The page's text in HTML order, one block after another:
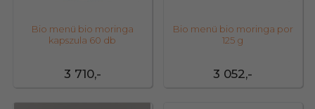
3 710,-
Bio menü bio moringa
kapszula 60 db
3 052,-
Bio menü bio moringa por
125 g